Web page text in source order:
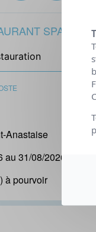
SPA
Anastaise
31/08/2026
à pourvoir